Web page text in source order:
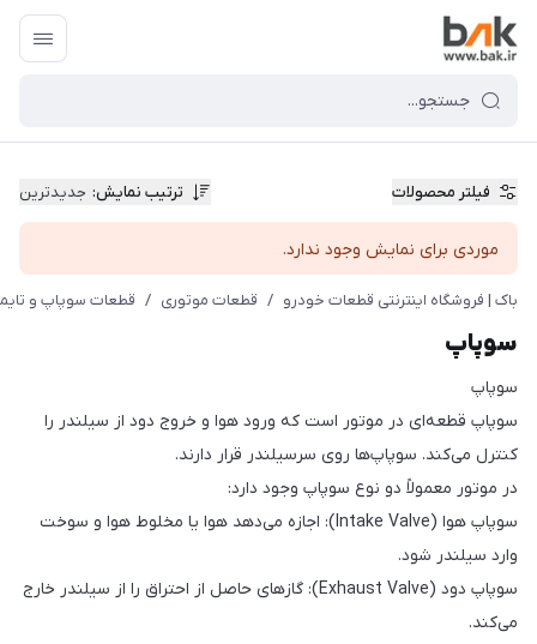
فیلتر محصولات ترتیب نمایش: جدیدترین
موردی برای نمایش وجود ندارد.
باک | فروشگاه اینترنتی قطعات خودرو / قطعات موتوری / قطعات سوپاپ و
سوپاپ
سوپاپ
سوپاپ قطعه‌ای در موتور است که ورود هوا و خروج دود از سیلندر را
کنترل می‌کند. سوپاپ‌ها روی سرسیلندر قرار دارند.
در موتور معمولاً دو نوع سوپاپ وجود دارد:
سوپاپ هوا (Intake Valve): اجازه می‌دهد هوا یا مخلوط هوا و سوخت
وارد سیلندر شود.
سوپاپ دود (Exhaust Valve): گازهای حاصل از احتراق را از سیلندر خارج
می‌کند.